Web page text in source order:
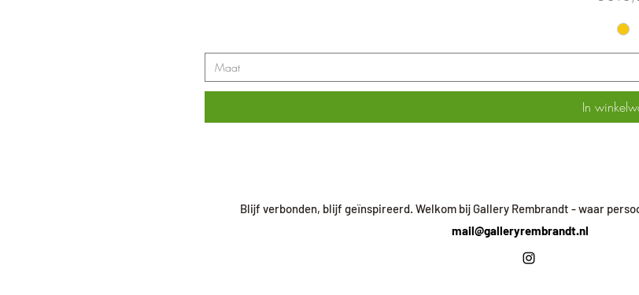
Maat
In
Blijf verbonden, blijf geïnspireerd. Welkom bij Gallery Rembrandt - waar
mail@galleryrembrandt.nl